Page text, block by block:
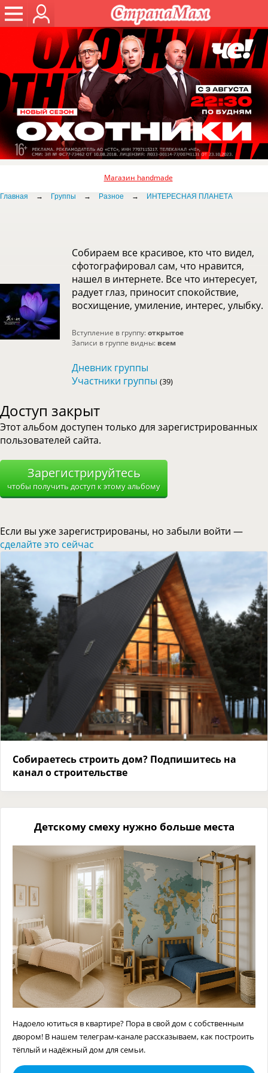
Магазин handmade
Главная → Группы → Разное → ИНТЕРЕСНАЯ ПЛАНЕТА
Собираем все красивое, кто что видел,
сфотографировал сам, что нравится,
нашел в интернете. Все что интересует,
радует глаз, приносит спокойствие,
восхищение, умиление, интерес, улыбку.
Вступление в группу:открытое
Записи в группе видны: всем
Дневник группы
Участники группы (39)
Доступ закрыт
Этот альбом доступен только для зарегистрированных
пользователей сайта.
Зарегистрируйтесь
чтобы получить доступ к этому альбому
Если вы уже зарегистрированы, но забыли войти —
сделайте это сейчас
Собираетесь строить дом? Подпишитесь на
канал о строительстве
Детскому смеху нужно больше места
Надоело ютиться в квартире? Пора в свой дом с собственным
двором! В нашем телеграм-канале рассказываем, как построить
тёплый и надёжный дом для семьи.